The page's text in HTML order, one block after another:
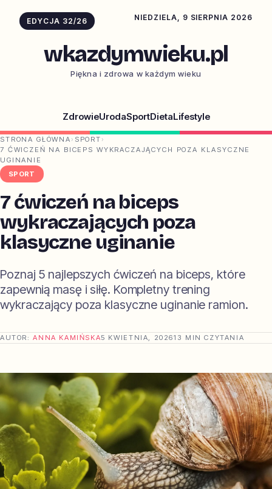
EDYCJA 32/26 NIEDZIELA, 9 SIERPNIA 2026
wkazdymwieku.pl
Piękna i zdrowa w każdym wieku
ZdrowieUrodaSportDietaLifestyle
STRONA GŁÓWNA › SPORT ›
7 ĆWICZEŃ NA BICEPS WYKRACZAJĄCYCH POZA KLASYCZNE
UGINANIE
SPORT
7 ćwiczeń na biceps
wykraczających poza
klasyczne uginanie
Poznaj 5 najlepszych ćwiczeń na biceps, które
zapewnią masę i siłę. Kompletny trening
wykraczający poza klasyczne uginanie ramion.
AUTOR:ANNA KAMIŃSKA5 KWIETNIA, 202613 MIN CZYTANIA